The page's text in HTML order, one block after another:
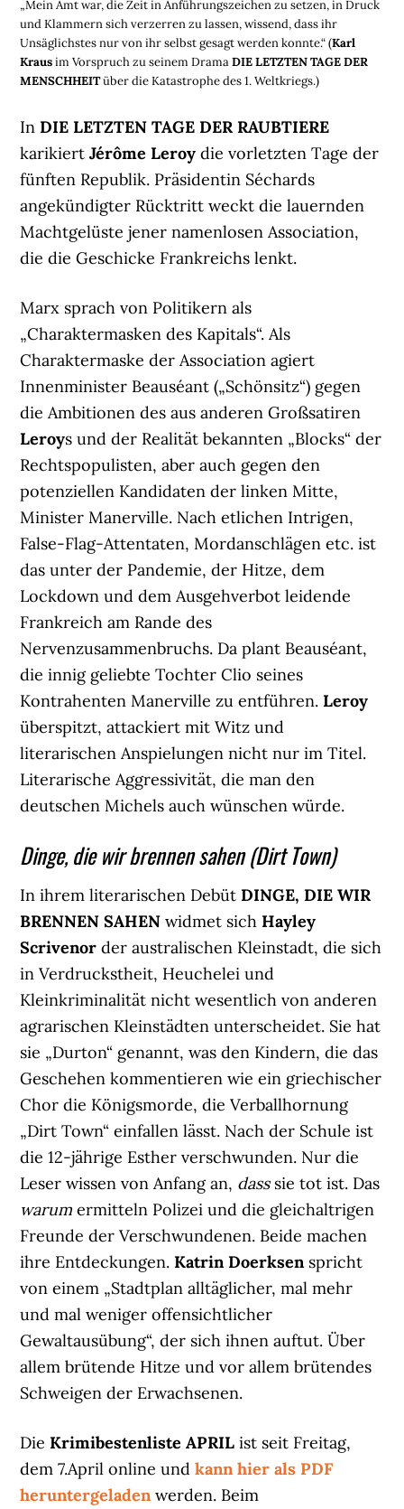
„Mein Amt war, die Zeit in Anführungszeichen zu setzen, in Druck
und Klammern sich verzerren zu lassen, wissend, dass ihr
Unsäglichstes nur von ihr selbst gesagt werden konnte.“ (Karl
Krausim Vorspruch zu seinem DramaDIE LETZTEN TAGE DER
MENSCHHEITüber die Katastrophe des 1. Weltkriegs.)
InDIE LETZTEN TAGE DER RAUBTIERE
karikiertJérôme Leroy die vorletzten Tage der
fünften Republik. Präsidentin Séchards
angekündigter Rücktritt weckt die lauernden
Machtgelüste jener namenlosen Association,
die die Geschicke Frankreichs lenkt.
Marx sprach von Politikern als
„Charaktermasken des Kapitals“. Als
Charaktermaske der Association agiert
Innenminister Beauséant („Schönsitz“) gegen
die Ambitionen des aus anderen Großsatiren
Leroys und der Realität bekannten „Blocks“ der
Rechtspopulisten, aber auch gegen den
potenziellen Kandidaten der linken Mitte,
Minister Manerville. Nach etlichen Intrigen,
False-Flag-Attentaten, Mordanschlägen etc. ist
das unter der Pandemie, der Hitze, dem
Lockdown und dem Ausgehverbot leidende
Frankreich am Rande des
Nervenzusammenbruchs. Da plant Beauséant,
die innig geliebte Tochter Clio seines
Kontrahenten Manerville zu entführen.Leroy
überspitzt, attackiert mit Witz und
literarischen Anspielungen nicht nur im Titel.
Literarische Aggressivität, die man den
deutschen Michels auch wünschen würde.
Dinge, die wir brennen sahen (Dirt Town)
In ihrem literarischen DebütDINGE, DIE WIR
BRENNEN SAHENwidmet sichHayley
Scrivenor der australischen Kleinstadt, die sich
in Verdruckstheit, Heuchelei und
Kleinkriminalität nicht wesentlich von anderen
agrarischen Kleinstädten unterscheidet. Sie hat
sie „Durton“ genannt, was den Kindern, die das
Geschehen kommentieren wie ein griechischer
Chor die Königsmorde, die Verballhornung
„Dirt Town“ einfallen lässt. Nach der Schule ist
die 12-jährige Esther verschwunden. Nur die
Leser wissen von Anfang an, dasssie tot ist. Das
warum ermitteln Polizei und die gleichaltrigen
Freunde der Verschwundenen. Beide machen
ihre Entdeckungen.Katrin Doerksenspricht
von einem „Stadtplan alltäglicher, mal mehr
und mal weniger offensichtlicher
Gewaltausübung“, der sich ihnen auftut. Über
allem brütende Hitze und vor allem brütendes
Schweigen der Erwachsenen.
DieKrimibestenliste APRIL ist seit Freitag,
dem 7.April online undkann hier als PDF
heruntergeladen werden. Beim